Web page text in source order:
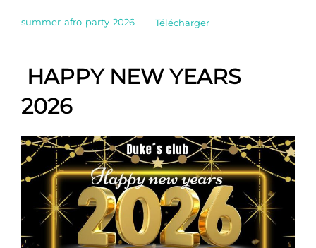
summer-afro-party-2026 Télécharger
HAPPY NEW YEARS
2026